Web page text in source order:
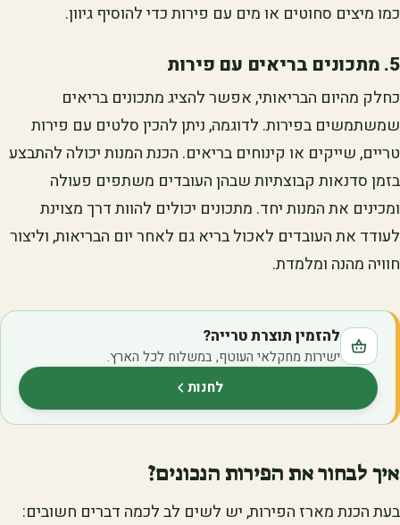
כמו מיצים סחוטים או מים עם פירות כדי להוסיף גיוון.
5. מתכונים בריאים עם פירות
כחלק מהיום הבריאותי, אפשר להציג מתכונים בריאים
שמשתמשים בפירות. לדוגמה, ניתן להכין סלטים עם פירות
טריים, שייקים או קינוחים בריאים. הכנת המנות יכולה להתבצע
בזמן סדנאות קבוצתיות שבהן העובדים משתפים פעולה
ומכינים את המנות יחד. מתכונים יכולים להוות דרך מצוינת
לעודד את העובדים לאכול בריא גם לאחר יום הבריאות, וליצור
חוויה מהנה ומלמדת.
להזמין תוצרת טרייה?
ישירות מחקלאי העוטף, במשלוח לכל הארץ.
לחנות(נפתח בלשונית חדשה)
איך לבחור את הפירות הנכונים?
בעת הכנת מארז הפירות, יש לשים לב לכמה דברים חשובים: